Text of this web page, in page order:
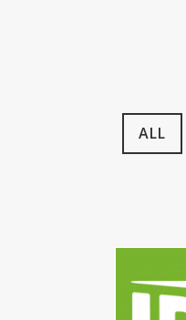
ALL
IPM